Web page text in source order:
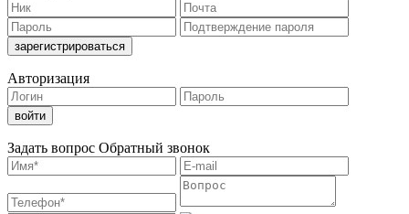
Авторизация
Задать вопрос Обратный звонок